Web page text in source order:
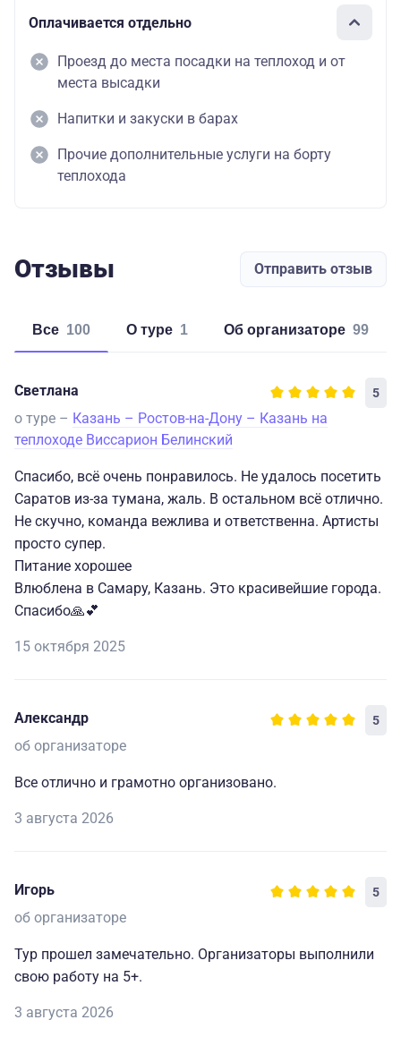
Оплачивается отдельно
Проезд до места посадки на теплоход и от
места высадки
Напитки и закуски в барах
Прочие дополнительные услуги на борту
теплохода
Отзывы Отправить отзыв
Все 100 о туре 1 об организаторе 99
Светлана 5
о туре – Казань – Ростов-на-Дону – Казань на
теплоходе Виссарион Белинский
Спасибо, всë очень понравилось. Не удалось посетить
Саратов из-за тумана, жаль. В остальном всë отлично.
Не скучно, команда вежлива и ответственна. Артисты
просто супер.
Питание хорошее
Влюблена в Самару, Казань. Это красивейшие города.
Спасибо🙏💕
15 октября 2025
Александр 5
об организаторе
Все отлично и грамотно организовано.
3 августа 2026
Игорь 5
об организаторе
Тур прошел замечательно. Организаторы выполнили
свою работу на 5+.
3 августа 2026